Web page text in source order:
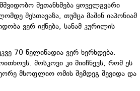
შეთანხმება ყოველგვარი
შესთავაზა, თუმცა მაშინ იაპონიამ
ვერ იქნება, სანამ კურილის
70 წელიწადია ვერ ხერხდება.
მოსკოვი კი მიიჩნევს, რომ ეს
მსოფლიო ომის შემდეგ შევიდა და